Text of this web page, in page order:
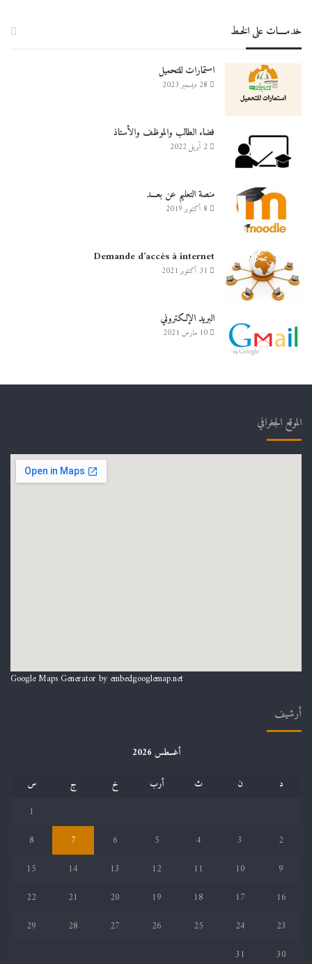
خدمــــات على الخـط
استمارات للتحميل
28 ديسمبر 2023
فضاء الطالب والموظف والأستاذ
2 أبريل 2022
منصة التعليم عن بعـــد
8 أكتوبر 2019
Demande d’accès à internet
31 أكتوبر 2021
البريد الإلكتروني
10 مارس 2021
الموقع الجغرافي
Google Maps Generator by embedgooglemap.net
أرشيف
أغسطس 2026
د
ن ث أرب خ ج
س
1
2
3
4
5
6
7
8
9
10
11
12
13
14
15
16
17
18
19
20
21
22
23
24
25
26
27
28
29
30
31